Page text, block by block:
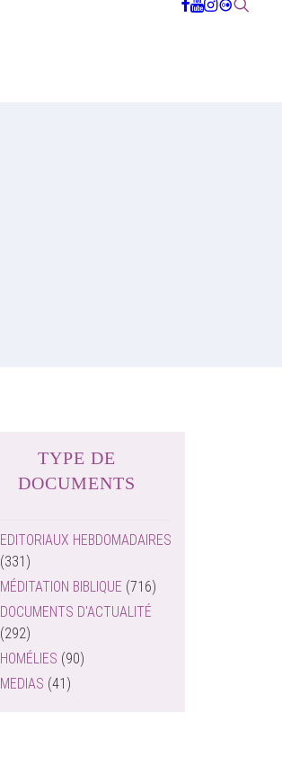
TYPE DE
DOCUMENTS
EDITORIAUX HEBDOMADAIRES
(331)
MÉDITATION BIBLIQUE (716)
DOCUMENTS D'ACTUALITÉ
(292)
HOMÉLIES (90)
MEDIAS (41)